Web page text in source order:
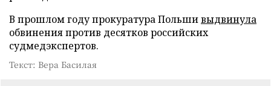
В прошлом году прокуратура Польшивыдвинула
обвинения против десятков российских
судмедэкспертов.
Текст: Вера Басилая